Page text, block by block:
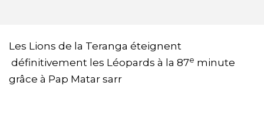
Les Lions de la Teranga éteignent
définitivement les Léopards à la 87e minute
grâce à Pap Matar sarr